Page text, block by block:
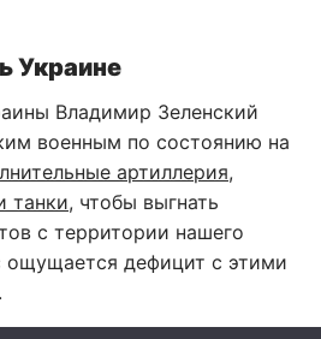
Украине
Владимир Зеленский
военным по состоянию на
артиллерия,
танки, чтобы выгнать
с территории нашего
ощущается дефицит с этими